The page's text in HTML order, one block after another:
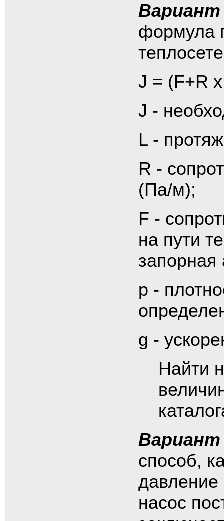
формула
J = (F+R
J -
L -
R -
(Па/м);
F -
на пути
p -
g -
Найти
способ,
давление
насос